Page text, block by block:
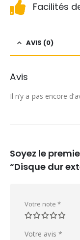
Facilités
AVIS (0)
Avis
Il n’y a pas encore
Soyez le
“Disque dur
Votre note *
Votre avis *